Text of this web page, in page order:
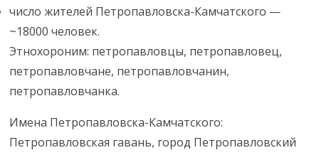
число жителей Петропавловска-Камчатского —
~18000 человек.
Этнохороним: петропавловцы, петропавловец,
петропавловчане, петропавловчанин,
петропавловчанка.
Имена Петропавловска-Камчатского:
Петропавловская гавань, город Петропавловский